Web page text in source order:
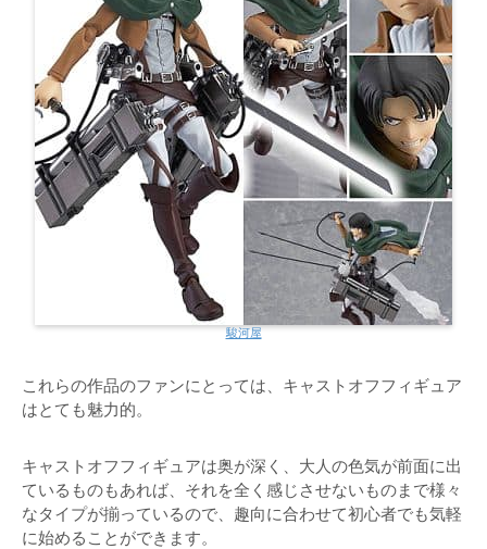
駿河屋
これらの作品のファンにとっては、キャストオフフィギュア
はとても魅力的。
キャストオフフィギュアは奥が深く、大人の色気が前面に出
ているものもあれば、それを全く感じさせないものまで様々
なタイプが揃っているので、趣向に合わせて初心者でも気軽
に始めることができます。